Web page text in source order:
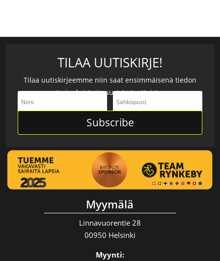
TILAA UUTISKIRJE!
Tilaa uutiskirjeemme niin saat ensimmäisenä tiedon
tarjouksista ja uusista tuotteista.
Subscribe
Myymälä
Linnavuorentie 28
00950 Helsinki
Myynti: